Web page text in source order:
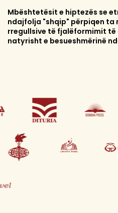
Mbështetësit e hiptezës se
ndajfolja "shqip" përpiqen ta
rregullsive të fjalëformimit të
natyrisht e besueshmërinë